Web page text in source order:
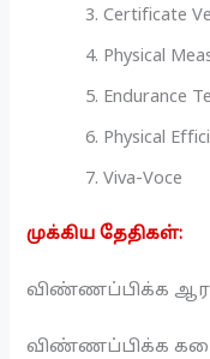
Certificate
Physical
Endurance
Physical
Viva-Voce
முக்கிய தேதிகள்:
விண்ணப்பிக்க ஆரம்ப
விண்ணப்பிக்க கடைசி